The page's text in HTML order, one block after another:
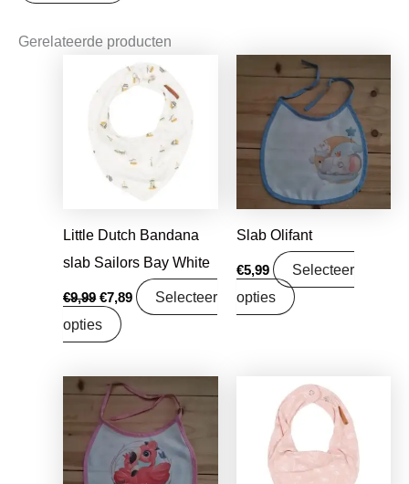
Gerelateerde producten
Little Dutch Bandana
slab Sailors Bay White
€9,99
Oorspronkelijke
was:
€9,99.
€7,89
Huidige
prijs
€7,89.
Selecteer
opties
Slab Olifant
€5,99
Selecteer
opties
Oorspronkelijke
prijs
was:
€8,95.
Huidige
prijs
€7,07.